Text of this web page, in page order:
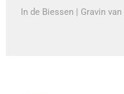
In de Biessen | Gravin